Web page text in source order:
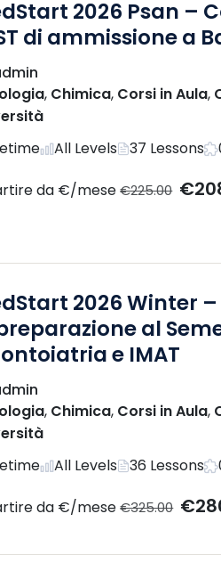
2026 Psan –
di ammissione a
, Chimica, Corsi in Aula,
All Levels 37 Lessons
da €/mese €225.00
2026 Winter
al
e IMAT
, Chimica, Corsi in Aula,
All Levels 36 Lessons
da €/mese €325.00